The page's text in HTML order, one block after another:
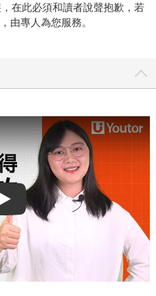
在此必須和讀者說聲抱歉，若
由專人為您服務。
Play video